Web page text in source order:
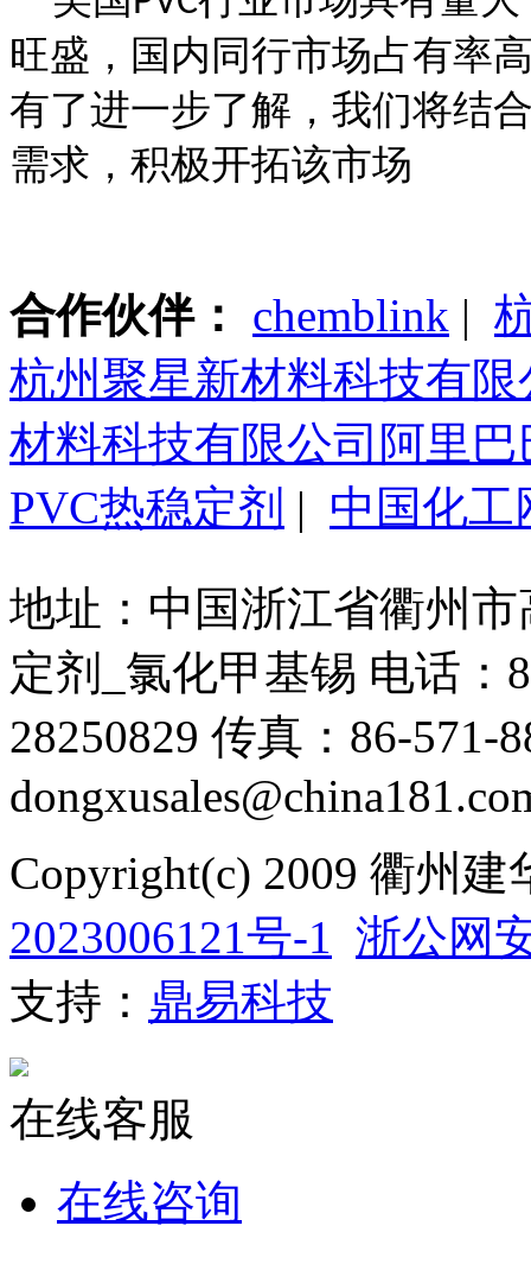
旺盛，国内同行市场占有率
有了进一步了解，我们将结
需求，积极开拓该市场
合作伙伴： chemblink |
杭州聚星新材料科技有
材料科技有限公司阿里巴
PVC热稳定剂 | 中国化工
地址：中国浙江省衢州
定剂_氯化甲基锡 电话：
28250829 传真：86-571-
Copyright(c) 2009 衢州
2023006121号-1 浙公网
支持： 鼎易科技
在线客服
在线咨询